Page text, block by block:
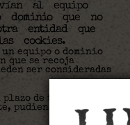
al equipo
dominio que no
entidad que
cookies.
un equipo o dominio
que se recoja
ser consideradas
de tiempo que
pudiendo tratarse